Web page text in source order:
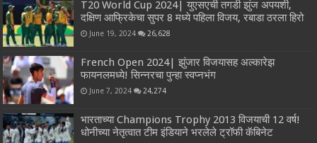
T20 World Cup 2024| युएसएची तगडी झुंज अपयशी,
दक्षिण आफ्रिकेचा सुपर 8 मध्ये पहिला विजय, रबाडा ठरला हिरो
June 19, 2024 26,628
French Open 2024| झुंजार विजयासह अल्कारेझ
फायनलमध्ये! सिन्नरचा पुन्हा स्वप्नभंग
June 7, 2024 24,274
भारताच्या Champions Trophy 2013 विजयाची 12 वर्ष!
धोनीच्या नेतृत्वात टीम इंडियाने भरलेले ट्रॉफी कॅबिनेट